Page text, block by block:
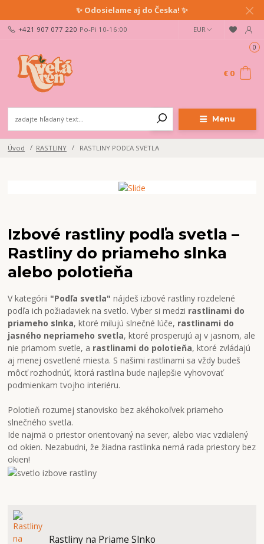
✨ Odosielame aj do Česka! ✨
Menu
EUR
+421 907 077 220 Po-Pi 10-16:00
0
€ 0
Úvod RASTLINY RASTLINY PODĽA SVETLA
Izbové rastliny podľa svetla –
Rastliny do priameho slnka
alebo polotieňa
V kategórii "Podľa svetla" nájdeš izbové rastliny rozdelené
podľa ich požiadaviek na svetlo. Vyber si medzi rastlinami do
priameho slnka, ktoré milujú slnečné lúče, rastlinami do
jasného nepriameho svetla, ktoré prosperujú aj v jasnom, ale
nie priamom svetle, a rastlinami do polotieňa, ktoré zvládajú
aj menej osvetlené miesta. S našimi rastlinami sa vždy budeš
môcť rozhodnúť, ktorá rastlina bude najlepšie vyhovovať
podmienkam tvojho interiéru.
Polotieň rozumej stanovisko bez akéhokoľvek priameho
slnečného svetla.
Ide najmä o priestor orientovaný na sever, alebo viac vzdialený
od okien. Nezabudni, že žiadna rastlinka nemá rada priestory bez
okien!
Rastliny na Priame Slnko